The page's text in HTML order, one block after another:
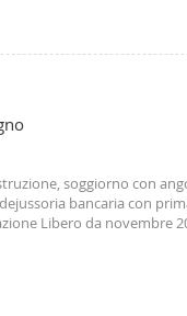
soggiorno con
bancaria con
Libero da novembre